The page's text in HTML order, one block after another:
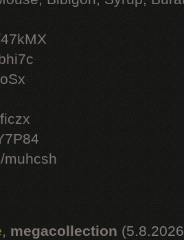
muhcsh
, megacollection